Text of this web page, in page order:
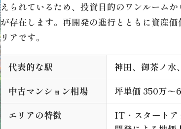
えられているため、投資目的のワンルーム
が存在します。再開発の進行とともに資産
リアです。
代表的な駅
神田、御茶ノ水
中古マンション相場
坪単価 350万〜
エリアの特徴
IT・スタートア